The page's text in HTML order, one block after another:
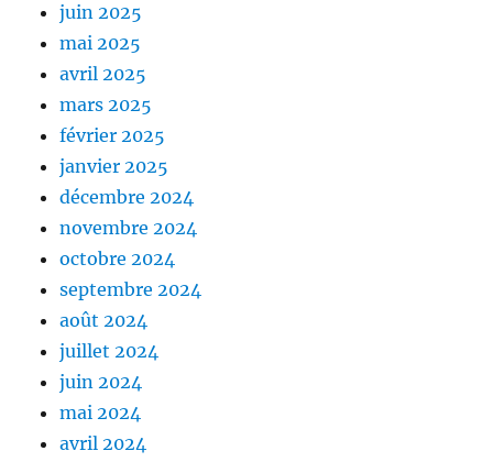
juin 2025
mai 2025
avril 2025
mars 2025
février 2025
janvier 2025
décembre 2024
novembre 2024
octobre 2024
septembre 2024
août 2024
juillet 2024
juin 2024
mai 2024
avril 2024